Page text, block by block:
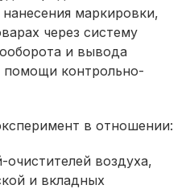
маркировки,
через систему
и вывода
помощи контрольно-
в отношении:
очистителей воздуха,
и вкладных